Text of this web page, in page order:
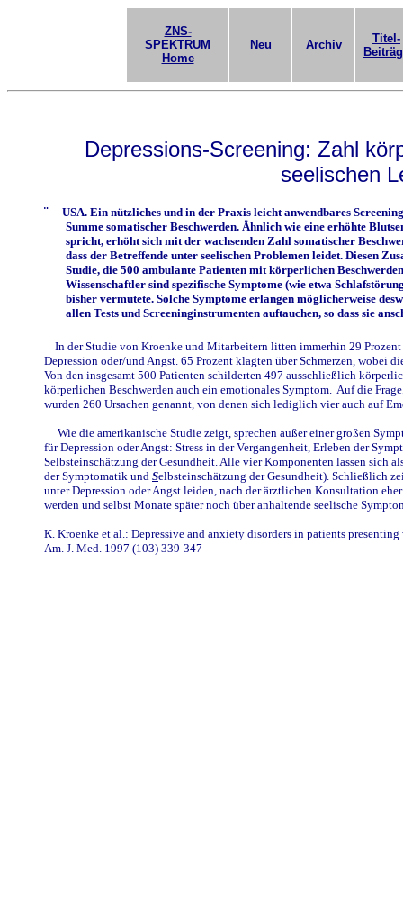
ZNS-
SPEKTRUM
Home
Neu Archiv
Titel-
Depressions-Screening: Zahl
seelischen
¨
USA. Ein nützliches und in der Praxis leicht anwendbares
Summe somatischer Beschwerden. Ähnlich wie eine erhöhte
spricht, erhöht sich mit der wachsenden Zahl somatischer
dass der Betreffende unter seelischen Problemen leidet. Diesen
Studie, die 500 ambulante Patienten mit körperlichen
Wissenschaftler sind spezifische Symptome (wie etwa
bisher vermutete. Solche Symptome erlangen möglicherweise
allen Tests und Screeninginstrumenten auftauchen, so dass sie
In der Studie von Kroenke und Mitarbeitern litten immerhin 29
Depression oder/und Angst. 65 Prozent klagten über Schmerzen, wobei
Von den insgesamt 500 Patienten schilderten 497 ausschließlich
körperlichen Beschwerden auch ein emotionales Symptom. Auf die
wurden 260 Ursachen genannt, von denen sich lediglich vier auch auf
Wie die amerikanische Studie zeigt, sprechen außer einer großen
für Depression oder Angst: Stress in der Vergangenheit, Erleben der
Selbsteinschätzung der Gesundheit. Alle vier Komponenten lassen sich
der Symptomatik und Selbsteinschätzung der Gesundheit). Schließlich
unter Depression oder Angst leiden, nach der ärztlichen Konsultation
werden und selbst Monate später noch über anhaltende seelische
K. Kroenke et al.: Depressive and anxiety disorders in patients
Am. J. Med. 1997 (103) 339-347